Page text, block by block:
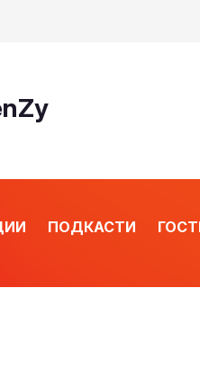
ПОДКАСТИ